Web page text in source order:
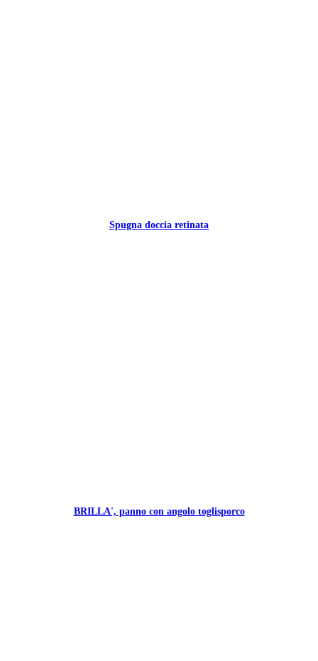
Spugna doccia retinata
BRILLA', panno con angolo toglisporco